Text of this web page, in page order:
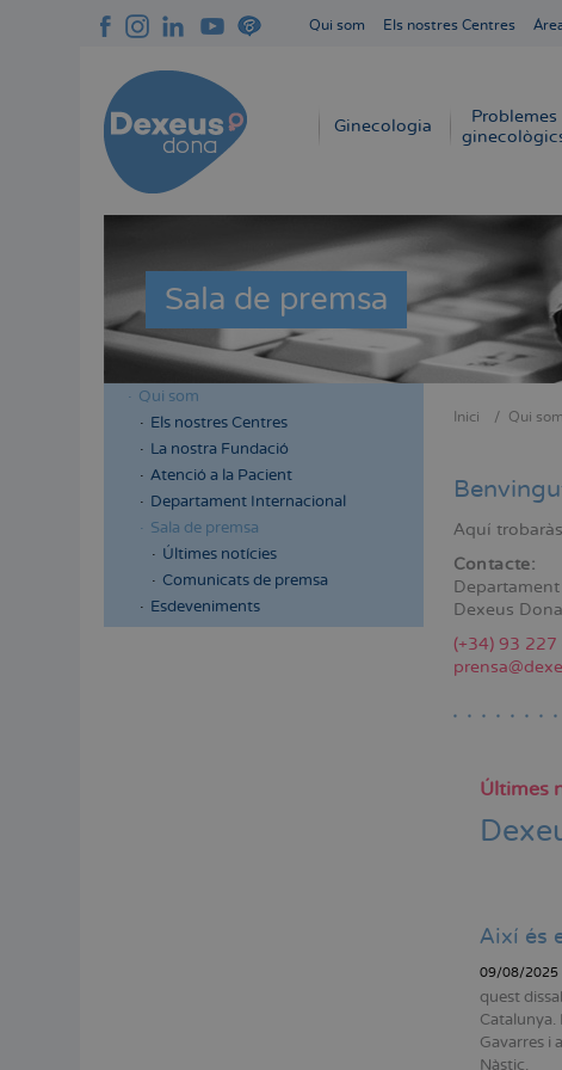
Qui som Els nostres Centres
Navegación
Ginecologia
Problemes
Sala de premsa
Menú
lateral
cabecera
Qui som
Els nostres Centres
La nostra Fundació
Atenció a la Pacient
Departament Internacional
Sala de premsa
Últimes notícies
Comunicats de premsa
Esdeveniments
Inici Qui som
Aquí
Contacte:
Dexeus Dona
(+34) 93
Últimes
Així és
09/08/2025
quest
Catalunya.
Gavarres i
Nàstic.